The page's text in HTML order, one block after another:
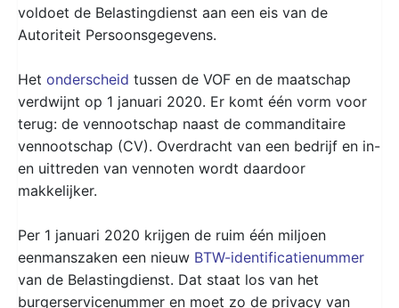
voldoet de Belastingdienst aan een eis van de
Autoriteit Persoonsgegevens.
Het onderscheid tussen de VOF en de maatschap
verdwijnt op 1 januari 2020. Er komt één vorm voor
terug: de vennootschap naast de commanditaire
vennootschap (CV). Overdracht van een bedrijf en in-
en uittreden van vennoten wordt daardoor
makkelijker.
Per 1 januari 2020 krijgen de ruim één miljoen
eenmanszaken een nieuw BTW-identificatienummer
van de Belastingdienst. Dat staat los van het
burgerservicenummer en moet zo de privacy van